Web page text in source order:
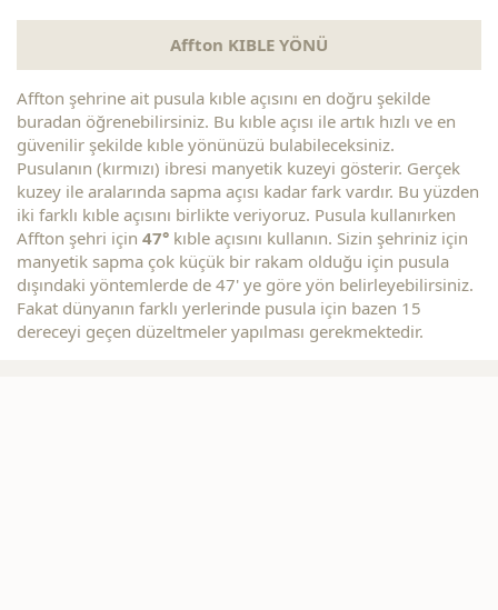
Affton KIBLE YÖNÜ
Affton şehrine ait pusula kıble açısını en doğru şekilde
buradan öğrenebilirsiniz. Bu kıble açısı ile artık hızlı ve en
güvenilir şekilde kıble yönünüzü bulabileceksiniz.
Pusulanın (kırmızı) ibresi manyetik kuzeyi gösterir. Gerçek
kuzey ile aralarında sapma açısı kadar fark vardır. Bu yüzden
iki farklı kıble açısını birlikte veriyoruz. Pusula kullanırken
Affton şehri için 47° kıble açısını kullanın. Sizin şehriniz için
manyetik sapma çok küçük bir rakam olduğu için pusula
dışındaki yöntemlerde de 47' ye göre yön belirleyebilirsiniz.
Fakat dünyanın farklı yerlerinde pusula için bazen 15
dereceyi geçen düzeltmeler yapılması gerekmektedir.